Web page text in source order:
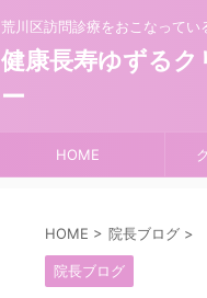
荒川区訪問診療をおこなって
健康長寿ゆずるク
ー
HOME
HOME > 院長ブログ >
院長ブログ